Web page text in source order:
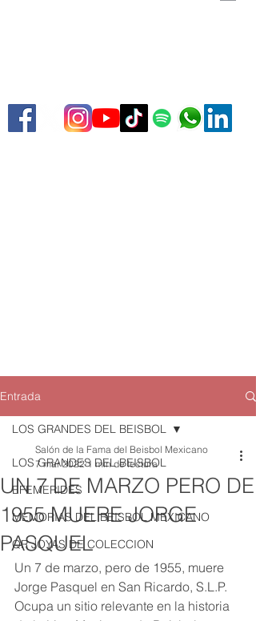
Entrada
LOS GRANDES DEL BEISBOL
EFEMERIDES
MEMORIAS DEL BEISBOL MEXICANO
QR JOYAS DE COLECCION
LOS GRANDES DEL BEISBOL
UN 7 DE MARZO PERO DE
1955 MUERE JORGE
PASQUEL
Salón de la Fama del Beisbol Mexicano
7 mar 2022 1 min de lectura
Un 7 de marzo, pero de 1955, muere
Jorge Pasquel en San Ricardo, S.L.P.
Ocupa un sitio relevante en la historia